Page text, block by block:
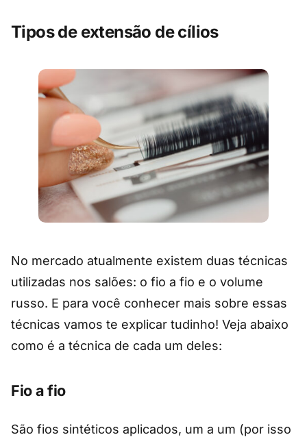
Tipos de extensão de cílios
No mercado atualmente existem duas técnicas
utilizadas nos salões: o fio a fio e o volume
russo. E para você conhecer mais sobre essas
técnicas vamos te explicar tudinho! Veja abaixo
como é a técnica de cada um deles:
Fio a fio
São fios sintéticos aplicados, um a um (por isso